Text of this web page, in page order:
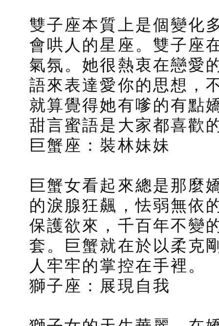
雙子座本質上是個變化
會哄人的星座。雙子座
氣氛。她很熱衷在戀愛
語來表達愛你的思想，
就算覺得她有嗲的有點
甜言蜜語是大家都喜歡
巨蟹座：裝林妹妹
巨蟹女看起來總是那麼
的淚腺狂飆，怯弱無依
保護欲來，千百年不變
套。巨蟹就在於以柔克
人牢牢的掌控在手裡。
獅子座：展現自我